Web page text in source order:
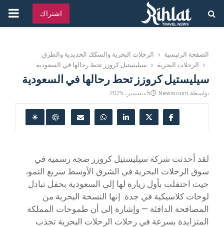
اشتراك
الصفحة الرئيسية
الرحلات البحرية والسكك الحديدية والطرق
الرحلات البحرية
سيليستيل كروزز تحط رحالها في السعودية
سيليستيل كروزز تحط رحالها في السعودية
بواسطة Newsroom 5 ديسمبر، 2025
لقد أحدثت شركة سيليستيل كروزز ضجة رسمية في
سوق الرحلات البحرية في الشرق الأوسط سريع النمو،
حيث احتفلت بأول زيارة لها إلى السعودية بحفل تبادل
لوحات كلاسيكية في جدة. إنها النسخة البحرية من
المصافحة الدافئة — وإشارة إلى أن طموحات المملكة
المتزايدة بسرعة في رحلات الرحلات البحرية تجذب